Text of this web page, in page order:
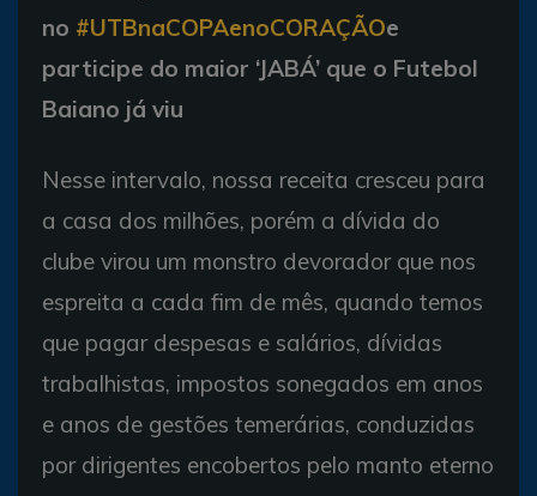
no #UTBnaCOPAenoCORAÇÃOe
participe do maior ‘JABÁ’ que o Futebol
Baiano já viu
Nesse intervalo, nossa receita cresceu para
a casa dos milhões, porém a dívida do
clube virou um monstro devorador que nos
espreita a cada fim de mês, quando temos
que pagar despesas e salários, dívidas
trabalhistas, impostos sonegados em anos
e anos de gestões temerárias, conduzidas
por dirigentes encobertos pelo manto eterno